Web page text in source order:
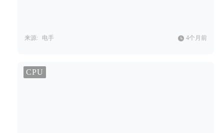
来源: 电手 4个月前
CPU